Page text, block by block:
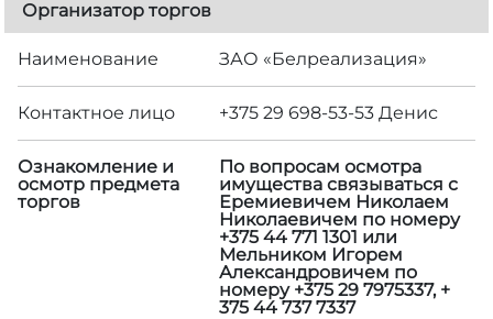
Организатор торгов
Наименование ЗАО «Белреализация»
Контактное лицо +375 29 698-53-53 Денис
Ознакомление и
осмотр предмета
торгов
По вопросам осмотра
имущества связываться с
Еремиевичем Николаем
Николаевичем по номеру
+375 44 771 1301 или
Мельником Игорем
Александровичем по
номеру +375 29 7975337, +
375 44 737 7337